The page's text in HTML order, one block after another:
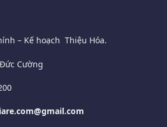
– Kế hoạch Thiệu Hóa.
Cường